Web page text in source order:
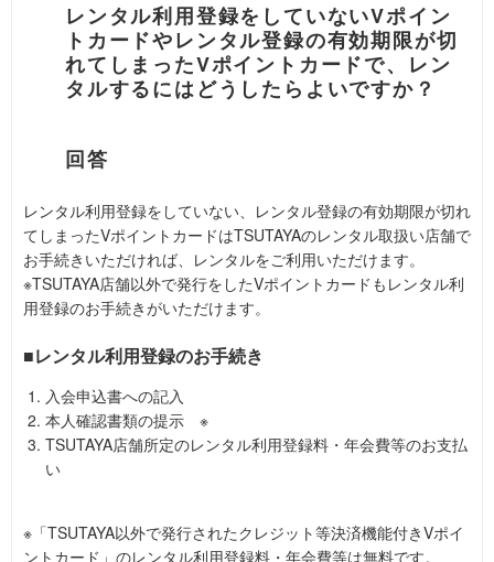
レンタル利用登録をしていないVポイン
トカードやレンタル登録の有効期限が切
れてしまったVポイントカードで、レン
タルするにはどうしたらよいですか？
レンタル利用登録をしていない、レンタル登録の有効期限が切れ
てしまったVポイントカードはTSUTAYAのレンタル取扱い店舗で
お手続きいただければ、レンタルをご利用いただけます。
※TSUTAYA店舗以外で発行をしたVポイントカードもレンタル利
用登録のお手続きがいただけます。
■レンタル利用登録のお手続き
入会申込書への記入
本人確認書類の提示 ※
TSUTAYA店舗所定のレンタル利用登録料・年会費等のお支払
い
※「TSUTAYA以外で発行されたクレジット等決済機能付きVポイ
ントカード」のレンタル利用登録料・年会費等は無料です。